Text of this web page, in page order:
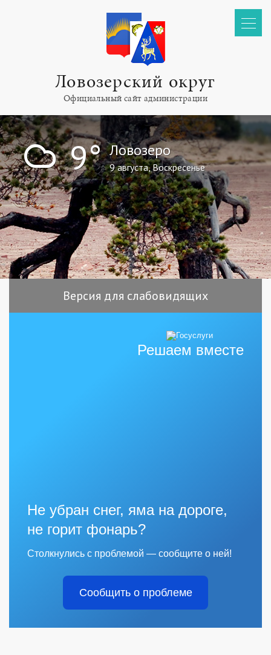
Ловозерский округ
Официальный сайт администрации
! 9° Ловозеро
9 августа, Воскресенье
Версия для слабовидящих
Решаем вместе
Не убран снег, яма на дороге,
не горит фонарь?
Столкнулись с проблемой — сообщите о ней!
Сообщить о проблеме